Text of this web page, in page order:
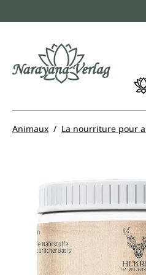
Animaux La nourriture pour